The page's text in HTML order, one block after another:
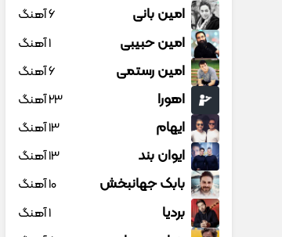
امین بانی 6 آهنگ
امین حبیبی 1 آهنگ
امین رستمی 6 آهنگ
اهورا 23 آهنگ
ایهام 13 آهنگ
ایوان بند 13 آهنگ
بابک جهانبخش 10 آهنگ
بردیا 1 آهنگ